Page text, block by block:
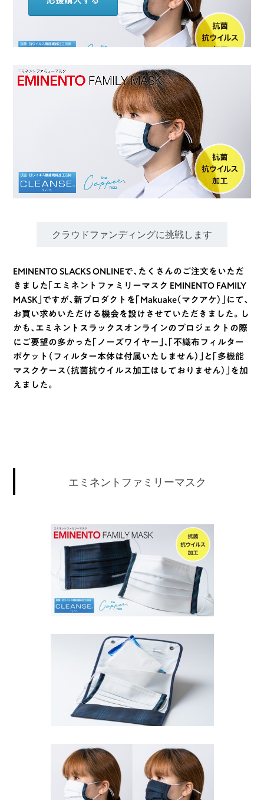
クラウドファンディングに挑戦します
EMINENTO SLACKS ONLINEで、たくさんのご注文をいただ
きました「エミネントファミリーマスク EMINENTO FAMILY
MASK」ですが、新プロダクトを「Makuake（マクアケ）」にて、
お買い求めいただける機会を設けさせていただきました。 し
かも、エミネントスラックスオンラインのプロジェクトの際
にご要望の多かった「ノーズワイヤー」、「不織布フィルター
ポケット（フィルター本体は付属いたしません）」と「多機能
マスクケース（抗菌抗ウイルス加工はしておりません）」を加
えました。
エミネントファミリーマスク